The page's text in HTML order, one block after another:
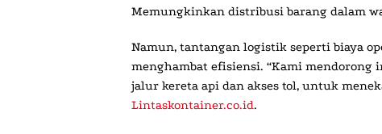
Memungkinkan distribusi barang dalam
Namun, tantangan logistik seperti biaya
menghambat efisiensi. “Kami
jalur kereta api dan akses tol, untuk
Lintaskontainer.co.id.